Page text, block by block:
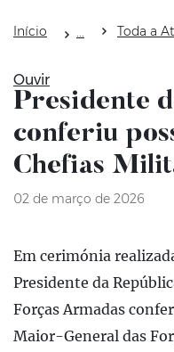
Início Toda a
Ouvir
Presidente
conferiu
Chefias
02 de março de 2026
Em cerimónia
Presidente da
Forças Armadas
Maior-General das